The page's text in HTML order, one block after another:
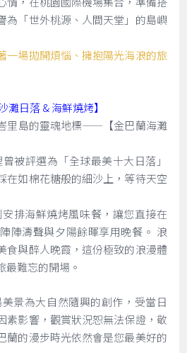
為「世外桃源、人間天堂」的島嶼
一場拋開煩惱、擁抱陽光海浪的旅
日落 & 海鮮燒烤】
里島的靈魂地標——【金巴蘭海灘
被評選為「全球最美十大日落」
在如棉花糖般的細沙上，等待天空
排海鮮燒烤風味餐，讓您直接在
陣濤聲與夕陽餘暉享用晚餐。 浪
食與醉人晚霞，這份極致的浪漫體
最難忘的開場。
景為大自然隨興的創作，受當日
素影響，觀賞狀況恕無法保證，敬
蘭的漫步時光依然會是您最美好的